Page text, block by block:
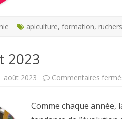
apiculture, formation,
2023
août 2023 Commentaires
Comme chaque année,